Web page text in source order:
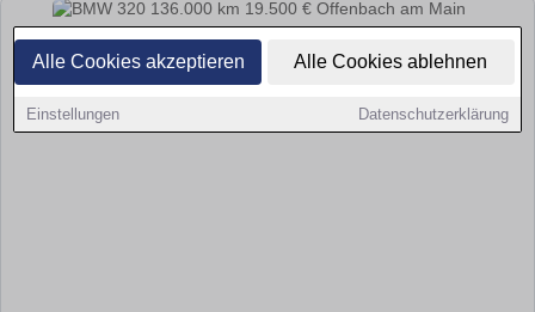
Alle Cookies akzeptieren Alle Cookies ablehnen
Einstellungen Datenschutzerklärung